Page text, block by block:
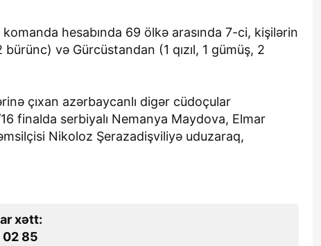
hesabında 69 ölkə arasında 7-ci, kişilərin
bürünc) və Gürcüstandan (1 qızıl, 1 gümüş, 2
çıxan azərbaycanlı digər cüdoçular
finalda serbiyalı Nemanya Maydova, Elmar
Nikoloz Şerazadişviliyə uduzaraq,
xətt:
85